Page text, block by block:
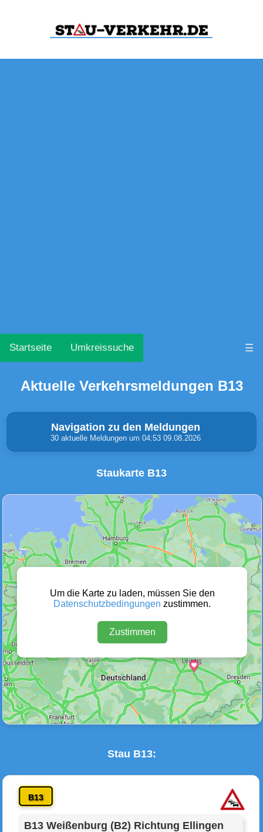
Startseite Umkreissuche ☰
Aktuelle Verkehrsmeldungen B13
Navigation zu den Meldungen
30 aktuelle Meldungen um 04:53 09.08.2026
Unfälle & Warnungen Stau
(1)
Wetter Warnungen Sperrungen
Defektes Fahrzeug
Staukarte B13
Um die Karte zu laden, müssen Sie den
Datenschutzbedingungen zustimmen.
Zustimmen
Stau B13:
B13
B13 Weißenburg (B2) Richtung Ellingen